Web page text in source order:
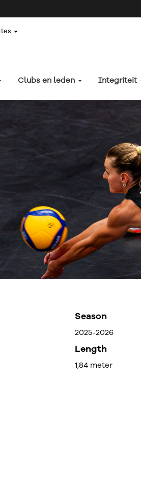
Clubs en leden Integriteit
Season
2025-2026
Length
1,84 meter